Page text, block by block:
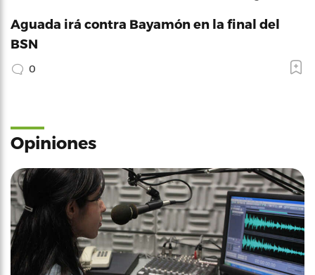
Aguada irá contra Bayamón en la final del
BSN
0
Opiniones